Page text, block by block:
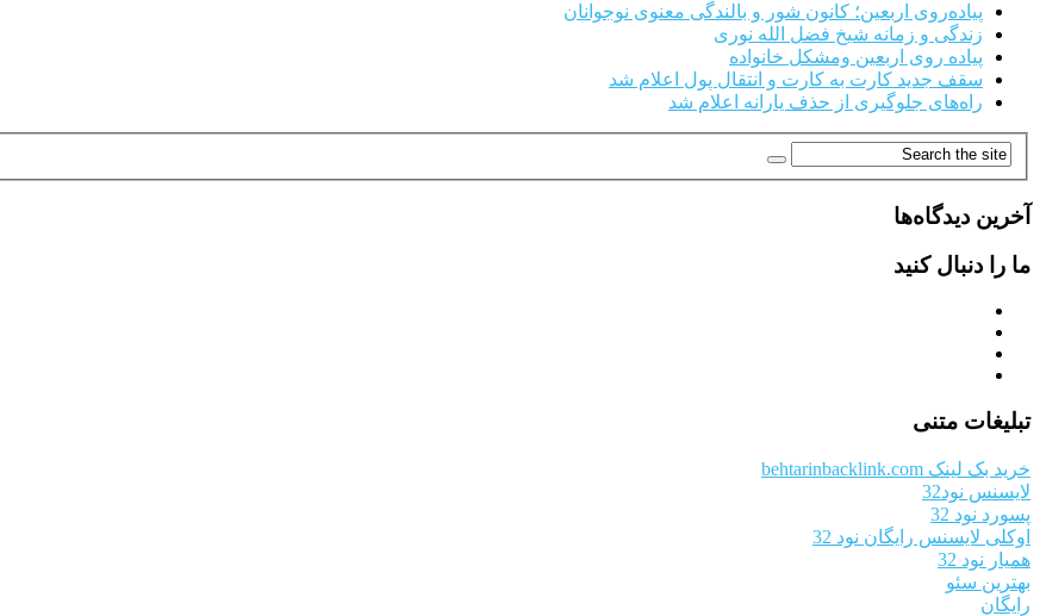
پیاده‌روی اربعین؛ کانون شور و بالندگی معنوی نوجوانان
زندگی و زمانه شیخ فضل الله نوری
پیاده روی اربعین ومشکل خانواده
سقف جدید کارت به کارت و انتقال پول اعلام شد
راه‌های جلوگیری از حذف یارانه اعلام شد
آخرین دیدگاه‌ها
ما را دنبال کنید
تبلیغات متنی
خرید بک لینک behtarinbacklink.com
لایسنس نود32
پسورد نود 32
اوکلی لایسنس رایگان نود 32
همیار نود 32
بهترین سئو
رایگان